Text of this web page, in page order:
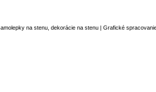
na stenu, dekorácie na stenu | Grafické